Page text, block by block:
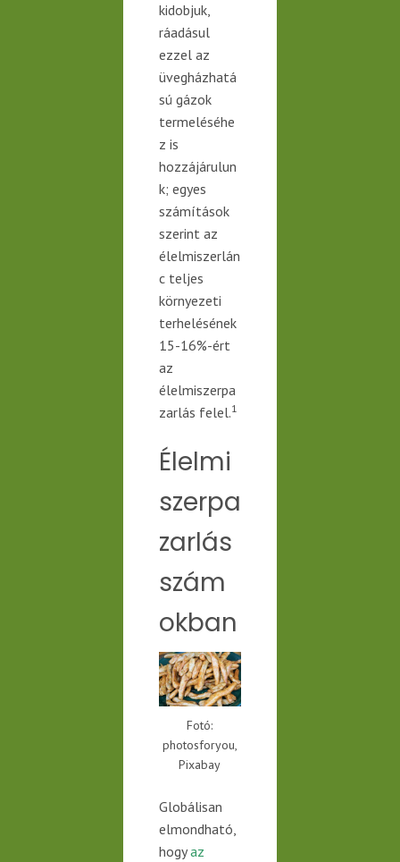
kidobjuk,
ráadásul
ezzel az
üvegházhatá
sú gázok
termeléséhe
z is
hozzájárulun
k; egyes
számítások
szerint az
élelmiszerlán
c teljes
környezeti
terhelésének
15-16%-ért
az
élelmiszerpa
zarlás felel.1
Élelmi
szerpa
zarlás
szám
okban
Fotó:
photosforyou,
Pixabay
Globálisan
elmondható,
hogyaz